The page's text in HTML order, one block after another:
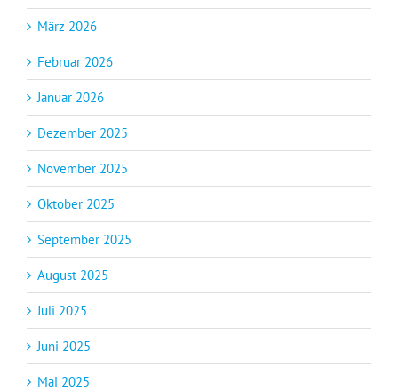
März 2026
Februar 2026
Januar 2026
Dezember 2025
November 2025
Oktober 2025
September 2025
August 2025
Juli 2025
Juni 2025
Mai 2025